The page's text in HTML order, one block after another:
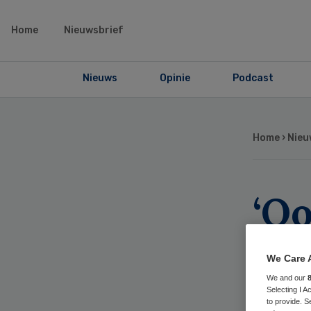
Home Nieuwsbrief
Nieuws Opinie Podcast
Home ›
We Care
We and our
Selecting I
to provide.